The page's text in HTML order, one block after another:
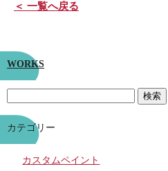
＜ 一覧へ戻る
WORKS
カテゴリー
カスタムペイント